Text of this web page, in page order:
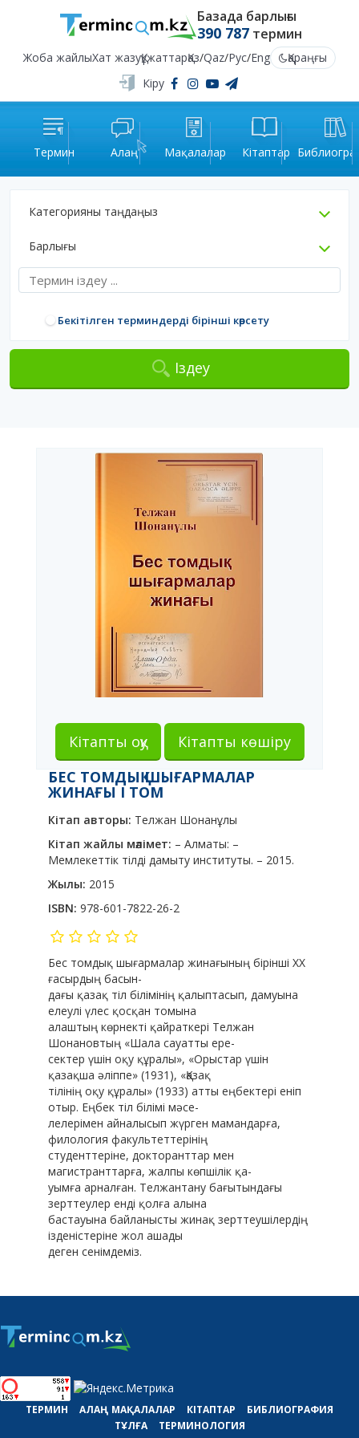
Базада барлығы
390 787термин
Жоба жайлыХат жазуҚұжаттарҚаз/Qaz/Рус/Eng
Қараңғы
Кіру
Термин Алаң Мақалалар Кітаптар
Категорияны таңдаңыз
Барлығы
Бекітілген терминдерді бірінші көрсету
Іздеу
Кітапты оқу
Кітапты көшіру
БЕС ТОМДЫҚ ШЫҒАРМАЛАР
ЖИНАҒЫ I ТОМ
Кітап авторы: Телжан Шонанұлы
Кітап жайлы мәлімет: – Алматы: –
Мемлекеттік тілді дамыту институты. – 2015.
Жылы: 2015
ISBN: 978-601-7822-26-2
Бес томдық шығармалар жинағының бірінші ХХ
ғасырдың басын-
дағы қазақ тіл білімінің қалыптасып, дамуына
елеулі үлес қосқан томына
алаштың көрнекті қайраткері Телжан
Шонановтың «Шала сауатты ере-
сектер үшін оқу құралы», «Орыстар үшін
қазақша əліппе» (1931), «Қазақ
тілінің оқу құралы» (1933) атты еңбектері еніп
отыр. Еңбек тіл білімі мəсе-
лелерімен айналысып жүрген мамандарға,
филология факультеттерінің
студенттеріне, докторанттар мен
магистранттарға, жалпы көпшілік қа-
уымға арналған. Телжантану бағытындағы
зерттеулер енді қолға алына
бастауына байланысты жинақ зерттеушілердің
ізденістеріне жол ашады
деген сенімдеміз.
ТЕРМИН АЛАҢ МАҚАЛАЛАР КІТАПТАР
БИБЛИОГРАФИЯ
ТҰЛҒА
ТЕРМИНОЛОГИЯ